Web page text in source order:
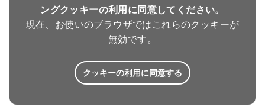
ングクッキーの利用に同意してください。
現在、お使いのブラウザではこれらのクッキーが
無効です。
クッキーの利用に同意する